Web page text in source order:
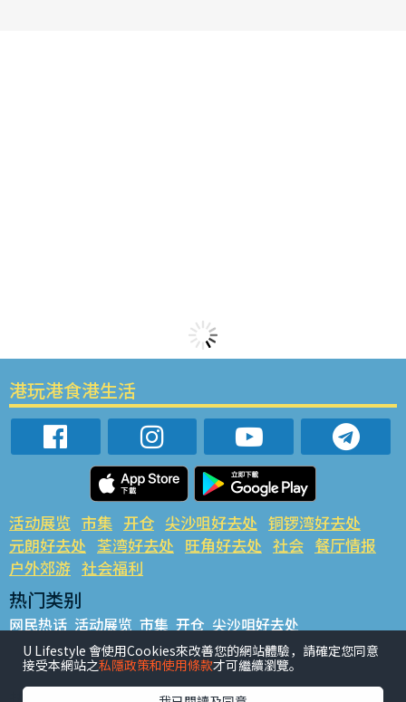
港玩港食港生活
活动展览 市集 开仓 尖沙咀好去处 铜锣湾好去处
元朗好去处 荃湾好去处 旺角好去处 社会 餐厅情报
户外郊游 社会福利
热门类别
网民热话 活动展览 市集 开仓 尖沙咀好去处
铜锣湾好去处 元朗好去处 荃湾好去处 旺角好去处 社会
餐厅情报 户外郊游
U Lifestyle 會使用Cookies來改善您的網站體驗，請確定您同意
接受本網站之私隱政策和使用條款才可繼續瀏覽。